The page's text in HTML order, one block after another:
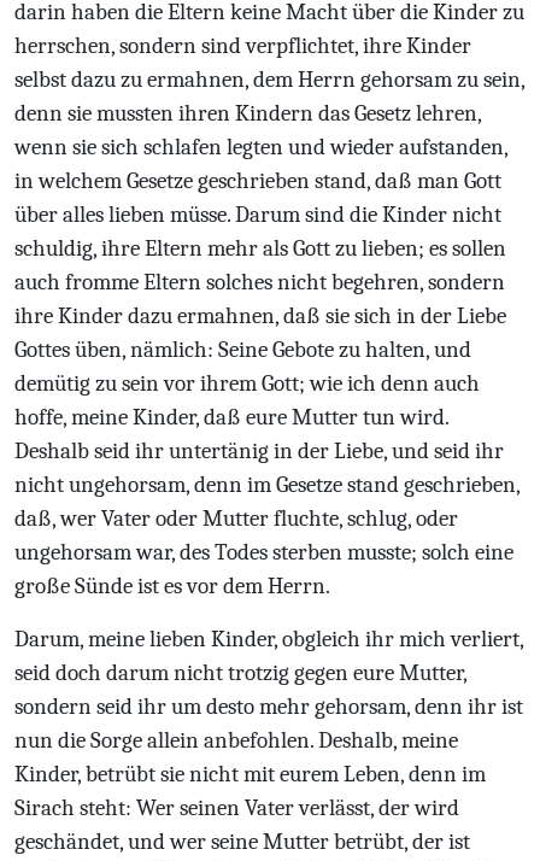
darin haben die Eltern keine Macht über die Kinder zu
herrschen, sondern sind verpflichtet, ihre Kinder
selbst dazu zu ermahnen, dem Herrn gehorsam zu sein,
denn sie mussten ihren Kindern das Gesetz lehren,
wenn sie sich schlafen legten und wieder aufstanden,
in welchem Gesetze geschrieben stand, daß man Gott
über alles lieben müsse. Darum sind die Kinder nicht
schuldig, ihre Eltern mehr als Gott zu lieben; es sollen
auch fromme Eltern solches nicht begehren, sondern
ihre Kinder dazu ermahnen, daß sie sich in der Liebe
Gottes üben, nämlich: Seine Gebote zu halten, und
demütig zu sein vor ihrem Gott; wie ich denn auch
hoffe, meine Kinder, daß eure Mutter tun wird.
Deshalb seid ihr untertänig in der Liebe, und seid ihr
nicht ungehorsam, denn im Gesetze stand geschrieben,
daß, wer Vater oder Mutter fluchte, schlug, oder
ungehorsam war, des Todes sterben musste; solch eine
große Sünde ist es vor dem Herrn.
Darum, meine lieben Kinder, obgleich ihr mich verliert,
seid doch darum nicht trotzig gegen eure Mutter,
sondern seid ihr um desto mehr gehorsam, denn ihr ist
nun die Sorge allein anbefohlen. Deshalb, meine
Kinder, betrübt sie nicht mit eurem Leben, denn im
Sirach steht: Wer seinen Vater verlässt, der wird
geschändet, und wer seine Mutter betrübt, der ist